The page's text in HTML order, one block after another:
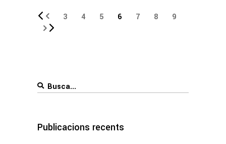
3 4 5 6 7 8 9
Search
Publicacions recents